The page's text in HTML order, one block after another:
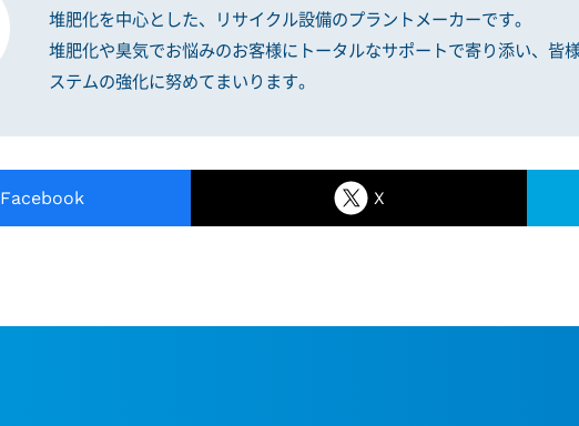
堆肥化を中心とした、リサイクル設備のプラントメーカーです。
堆肥化や臭気でお悩みのお客様にトータルなサポートで寄り添い、皆
ステムの強化に努めてまいります。
Facebook X